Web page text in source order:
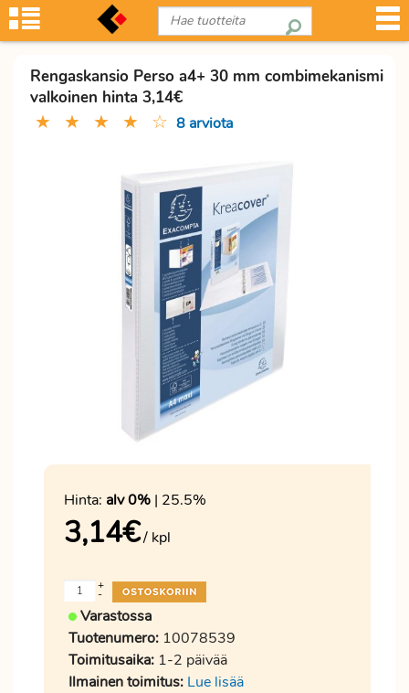
Rengaskansio Perso a4+ 30 mm combimekanismi
valkoinen hinta 3,14€
★ ★ ★ ★ ☆ 8 arviota
Hinta: alv 0% | 25.5%
3,14€/ kpl
-
+
Varastossa
Tuotenumero: 10078539
Toimitusaika: 1-2 päivää
Ilmainen toimitus: Lue lisää